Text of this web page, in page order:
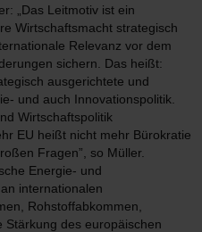
„Das Leitmotiv ist ein
Wirtschaftsmacht strategisch
Relevanz vor dem
sichern. Das heißt:
ausgerichtete und
und auch Innovationspolitik.
Wirtschaftspolitik
EU heißt nicht mehr Bürokratie
Fragen”, so Müller.
Energie- und
internationalen
Rohstoffabkommen,
des europäischen